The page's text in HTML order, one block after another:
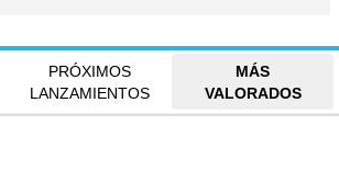
PRÓXIMOS
LANZAMIENTOS
MÁS
VALORADOS